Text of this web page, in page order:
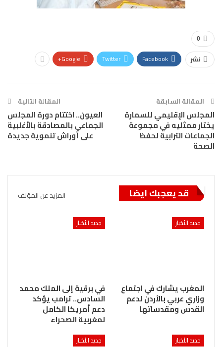
0
نشر Facebook
Twitter
Google+
المقالة السابقة
المجلس الإقليمي للسمارة
يختار ممثليه في مجموعة
الجماعات الترابية لحفظ
الصحة
المقالة التالية
العيون.. اختتام دورة المجلس
الجماعي بالمصادقة بالأغلبية
على أوراش تنموية جديدة
قد يعجبك ايضا المزيد عن المؤلف
جديد الأخبار
المغرب يشارك في اجتماع
وزاري عربي بالأردن لدعم
القدس ومقدساتها
جديد الأخبار
في برقية إلى الملك محمد
السادس.. ترامب يؤكد
دعم أمريكا الكامل
لمغربية الصحراء
جديد الأخبار جديد الأخبار